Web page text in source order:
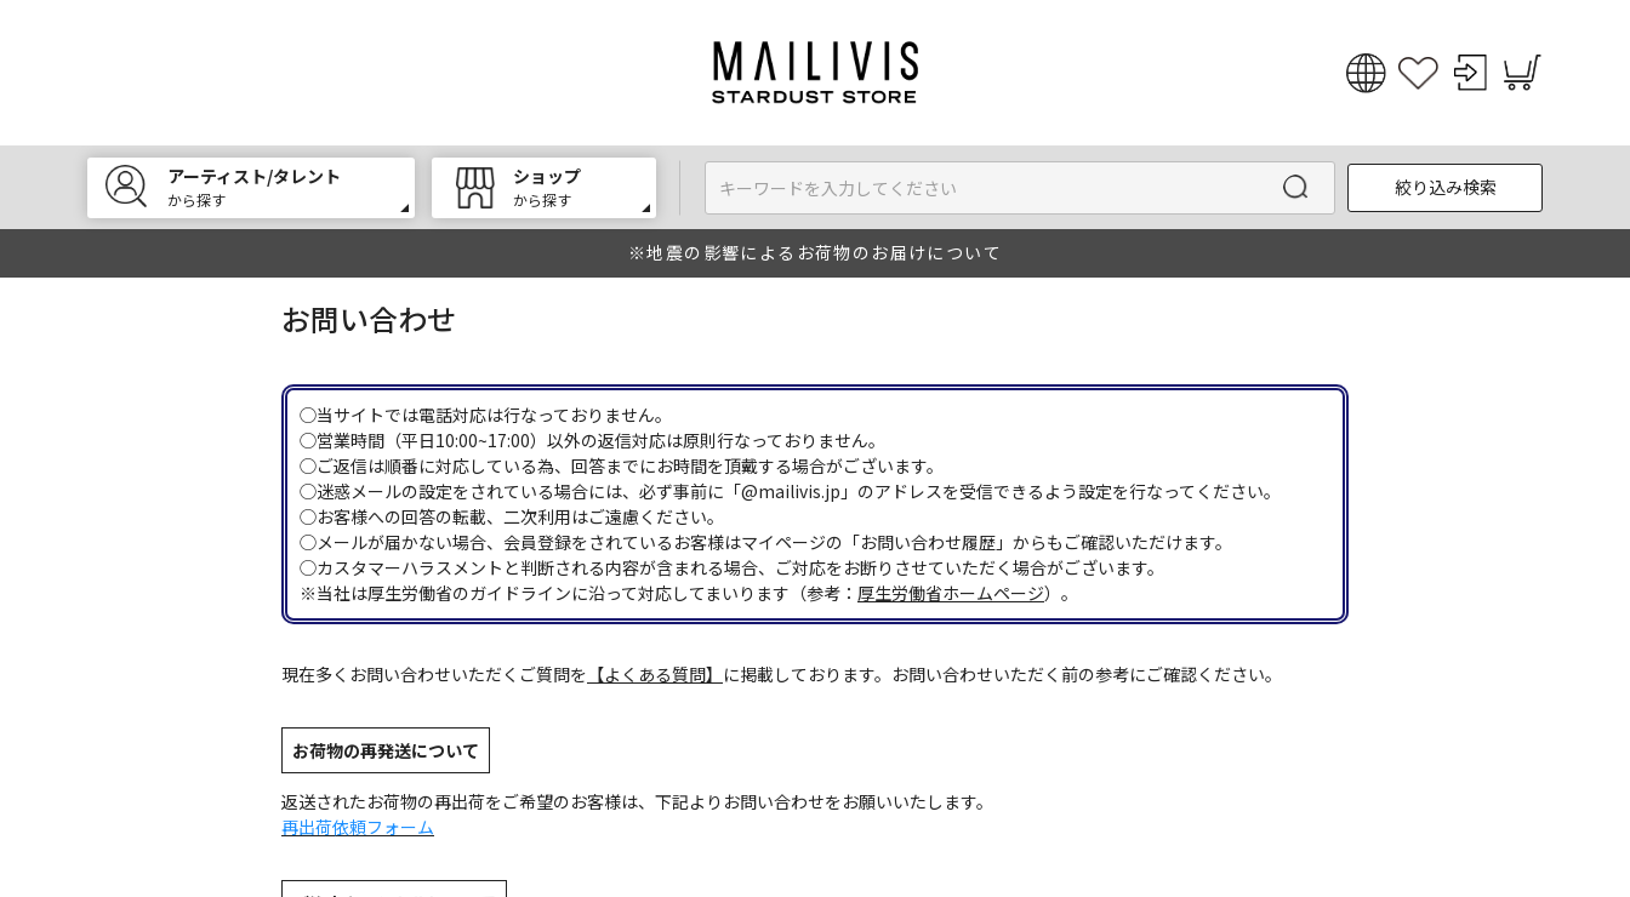
English
한국어
アーティスト/タレント
から探す
ショップ
から探す
絞り込み検索
※地震の影響によるお荷物のお届けについて
お問い合わせ
◯当サイトでは電話対応は行なっておりません。
◯営業時間（平日10:00~17:00）以外の返信対応は原則行なっておりません。
◯ご返信は順番に対応している為、回答までにお時間を頂戴する場合がございます。
◯迷惑メールの設定をされている場合には、必ず事前に「@mailivis.jp」のアドレスを受信できるよう設定を行なってください。
◯お客様への回答の転載、二次利用はご遠慮ください。
◯メールが届かない場合、会員登録をされているお客様はマイページの「お問い合わせ履歴」からもご確認いただけます。
◯カスタマーハラスメントと判断される内容が含まれる場合、ご対応をお断りさせていただく場合がございます。
※当社は厚生労働省のガイドラインに沿って対応してまいります（参考： 厚生労働省ホームページ）。
現在多くお問い合わせいただくご質問を 【よくある質問】 に掲載しております。お問い合わせいただく前の参考にご確認ください。
お荷物の再発送について
返送されたお荷物の再出荷をご希望のお客様は、下記よりお問い合わせをお願いいたします。
再出荷依頼フォーム